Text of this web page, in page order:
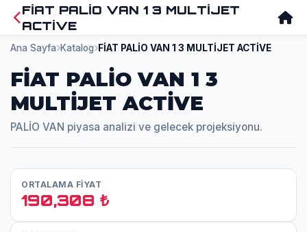
FİAT PALİO VAN 1 3 MULTİJET
ACTİVE
Ana Sayfa Katalog FİAT PALİO VAN 1 3 MULTİJET ACTİVE
FİAT PALİO VAN 1 3
MULTİJET ACTİVE
PALİO VAN piyasa analizi ve gelecek projeksiyonu.
ORTALAMA FİYAT
190,308 ₺